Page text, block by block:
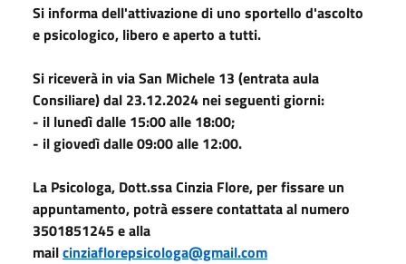
Si informa dell'attivazione di uno sportello d'ascolto
e psicologico, libero e aperto a tutti.
Si riceverà in via San Michele 13 (entrata aula
Consiliare) dal 23.12.2024 nei seguenti giorni:
- il lunedì dalle 15:00 alle 18:00;
- il giovedì dalle 09:00 alle 12:00.
La Psicologa, Dott.ssa Cinzia Flore, per fissare un
appuntamento, potrà essere contattata al numero
3501851245 e alla
mailcinziaflorepsicologa@gmail.com